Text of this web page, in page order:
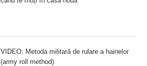
VIDEO: Metoda militară de rulare a hainelor
(army roll method)